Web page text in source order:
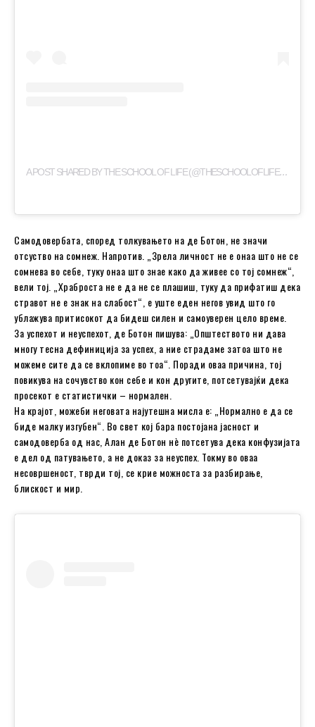
A
POST SHARED BY THE SCHOOL OF LIFE (@THESCHOOLOFLIFELONDON)
Самодовербата, според толкувањето на де Ботон, не значи
отсуство на сомнеж. Напротив. „Зрела личност не е онаа што не се
сомнева во себе, туку онаа што знае како да живее со тој сомнеж“,
вели тој. „Храброста не е да не се плашиш, туку да прифатиш дека
стравот не е знак на слабост“, е уште еден негов увид што го
ублажува притисокот да бидеш силен и самоуверен цело време.
За успехот и неуспехот, де Ботон пишува: „Општеството ни дава
многу тесна дефиниција за успех, а ние страдаме затоа што не
можеме сите да се вклопиме во тоа“. Поради оваа причина, тој
повикува на сочувство кон себе и кон другите, потсетувајќи дека
просекот е статистички – нормален.
На крајот, можеби неговата најутешна мисла е: „Нормално е да се
биде малку изгубен“. Во свет кој бара постојана јасност и
самодоверба од нас, Алан де Ботон нè потсетува дека конфузијата
е дел од патувањето, а не доказ за неуспех. Токму во оваа
несовршеност, тврди тој, се крие можноста за разбирање,
блискост и мир.